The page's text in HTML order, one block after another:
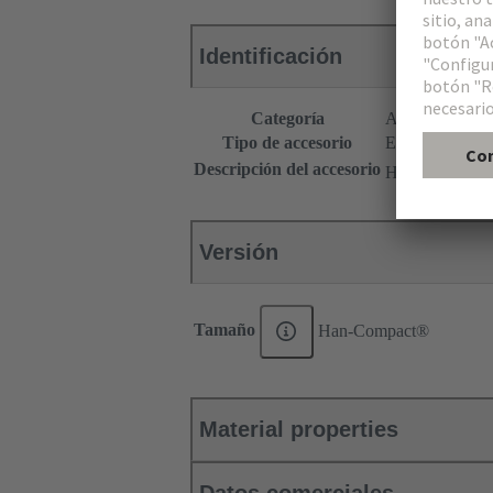
Identificación
Categoría
Accesorios
Tipo de accesorio
Descripción del accesorio Han
Versión
Tamaño Han-Compact®
Material properties